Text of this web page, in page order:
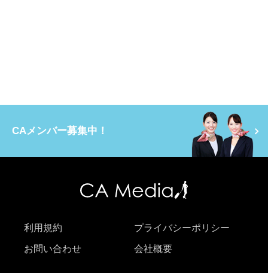
CAメンバー募集中！
利用規約 プライバシーポリシー
お問い合わせ 会社概要